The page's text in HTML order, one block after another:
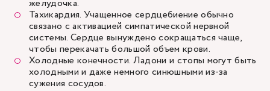
желудочка.
Тахикардия. Учащенное сердцебиение обычно
связано с активацией симпатической нервной
системы. Сердце вынуждено сокращаться чаще,
чтобы перекачать большой объем крови.
Холодные конечности. Ладони и стопы могут быть
холодными и даже немного синюшными из-за
сужения сосудов.